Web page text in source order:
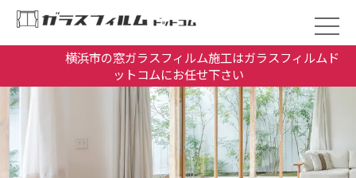
横浜市の窓ガラスフィルム施工はガラスフィルムド
ットコムにお任せ下さい